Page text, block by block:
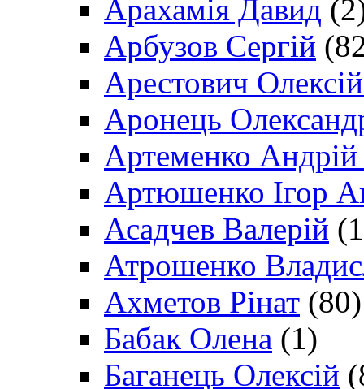
Арахамія Давид
Арбузов Сергій
Арестович
Аронець
Артеменко Андрій
Артюшенко Ігор
Асадчев Валерій
Атрошенко
Ахметов Рінат (80)
Бабак Олена (1)
Баганець Олексій